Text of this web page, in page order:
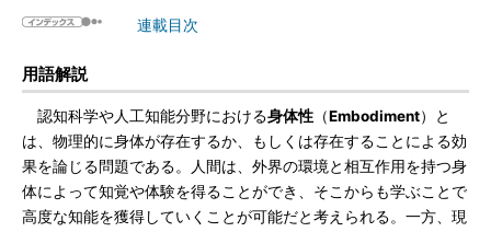
連載目次
用語解説
認知科学や人工知能分野における身体性 （Embodiment）と
は、物理的に身体が存在するか、もしくは存在することによる効
果を論じる問題である。人間は、外界の環境と相互作用を持つ身
体によって知覚や体験を得ることができ、そこからも学ぶことで
高度な知能を獲得していくことが可能だと考えられる。一方、現